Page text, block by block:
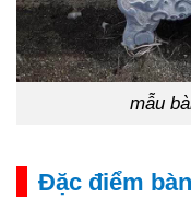
mẫu
Đặc điểm